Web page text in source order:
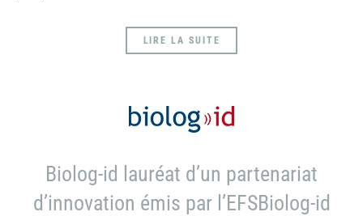
LIRE LA SUITE
Biolog-id lauréat d’un partenariat
d’innovation émis par l’EFSBiolog-id